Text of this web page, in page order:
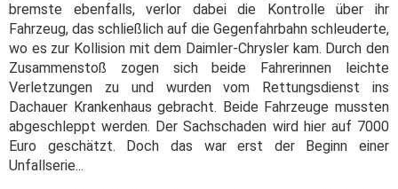
bremste ebenfalls, verlor dabei die Kontrolle über ihr
Fahrzeug, das schließlich auf die Gegenfahrbahn schleuderte,
wo es zur Kollision mit dem Daimler-Chrysler kam. Durch den
Zusammenstoß zogen sich beide Fahrerinnen leichte
Verletzungen zu und wurden vom Rettungsdienst ins
Dachauer Krankenhaus gebracht. Beide Fahrzeuge mussten
abgeschleppt werden. Der Sachschaden wird hier auf 7000
Euro geschätzt. Doch das war erst der Beginn einer
Unfallserie...